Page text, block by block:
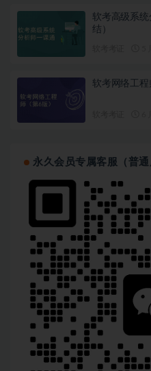
软考高级系
结）
软考网络工程
永久会员专属客服（普通